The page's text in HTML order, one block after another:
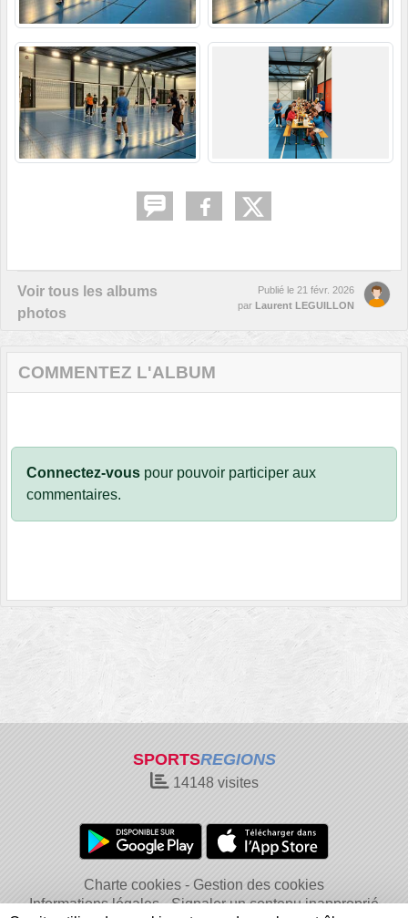
Voir tous les albums
photos
Publié le 21 févr. 2026
par Laurent LEGUILLON
COMMENTEZ L'ALBUM
Connectez-vous pour pouvoir participer aux
commentaires.
SPORTSREGIONS
14148visites
Charte cookies
Gestion des cookies
Informations légales
Signaler un contenu inapproprié